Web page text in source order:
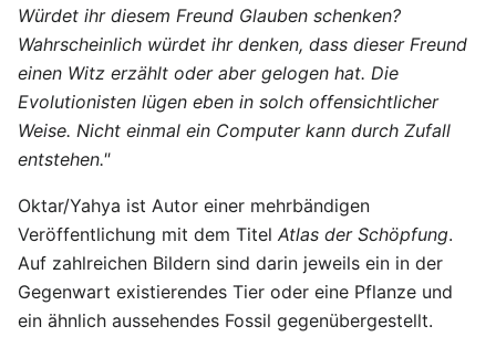
Würdet ihr diesem Freund Glauben schenken?
Wahrscheinlich würdet ihr denken, dass dieser Freund
einen Witz erzählt oder aber gelogen hat. Die
Evolutionisten lügen eben in solch offensichtlicher
Weise. Nicht einmal ein Computer kann durch Zufall
entstehen."
Oktar/Yahya ist Autor einer mehrbändigen
Veröffentlichung mit dem Titel Atlas der Schöpfung.
Auf zahlreichen Bildern sind darin jeweils ein in der
Gegenwart existierendes Tier oder eine Pflanze und
ein ähnlich aussehendes Fossil gegenübergestellt.